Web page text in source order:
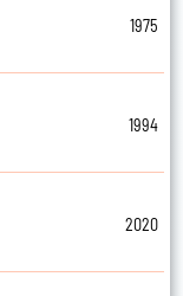
1975
1994
2020